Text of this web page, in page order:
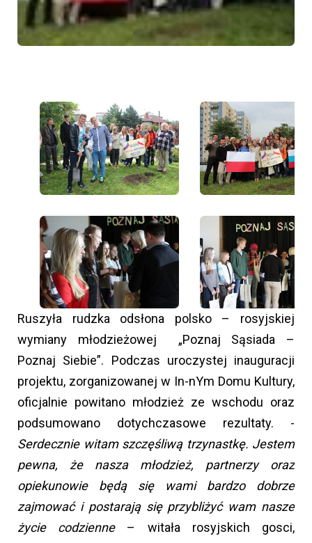
Ruszyła rudzka odsłona polsko – rosyjskiej
wymiany młodzieżowej „Poznaj Sąsiada –
Poznaj Siebie”. Podczas uroczystej inauguracji
projektu, zorganizowanej w In-nYm Domu Kultury,
oficjalnie powitano młodzież ze wschodu oraz
podsumowano dotychczasowe rezultaty. -
Serdecznie witam szczęśliwą trzynastkę. Jestem
pewna, że nasza młodzież, partnerzy oraz
opiekunowie będą się wami bardzo dobrze
zajmować i postarają się przybliżyć wam nasze
życie codzienne– witała rosyjskich gosci,